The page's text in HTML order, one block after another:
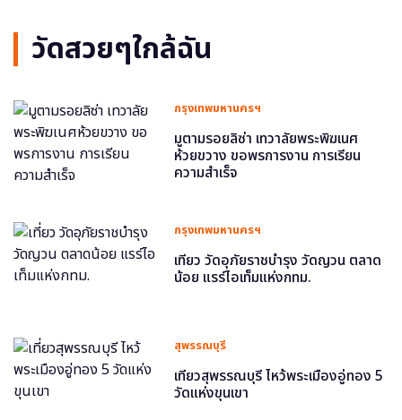
วัดสวยๆใกล้ฉัน
กรุงเทพมหานครฯ
มูตามรอยลิซ่า เทวาลัยพระพิฆเนศ
ห้วยขวาง ขอพรการงาน การเรียน
ความสำเร็จ
กรุงเทพมหานครฯ
เที่ยว วัดอุภัยราชบำรุง วัดญวน ตลาด
น้อย แรร์ไอเท็มแห่งกทม.
สุพรรณบุรี
เที่ยวสุพรรณบุรี ไหว้พระเมืองอู่ทอง 5
วัดแห่งขุนเขา